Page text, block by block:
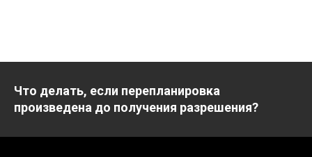
Что делать, если перепланировка
произведена до получения разрешения?